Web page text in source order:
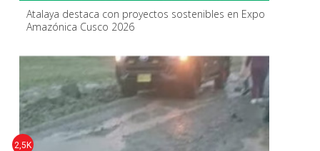
Atalaya destaca con proyectos sostenibles en Expo
Amazónica Cusco 2026
2,5K